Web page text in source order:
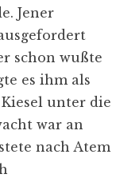
Jener
schon wußte
es ihm als
unter die
war an
nach Atem